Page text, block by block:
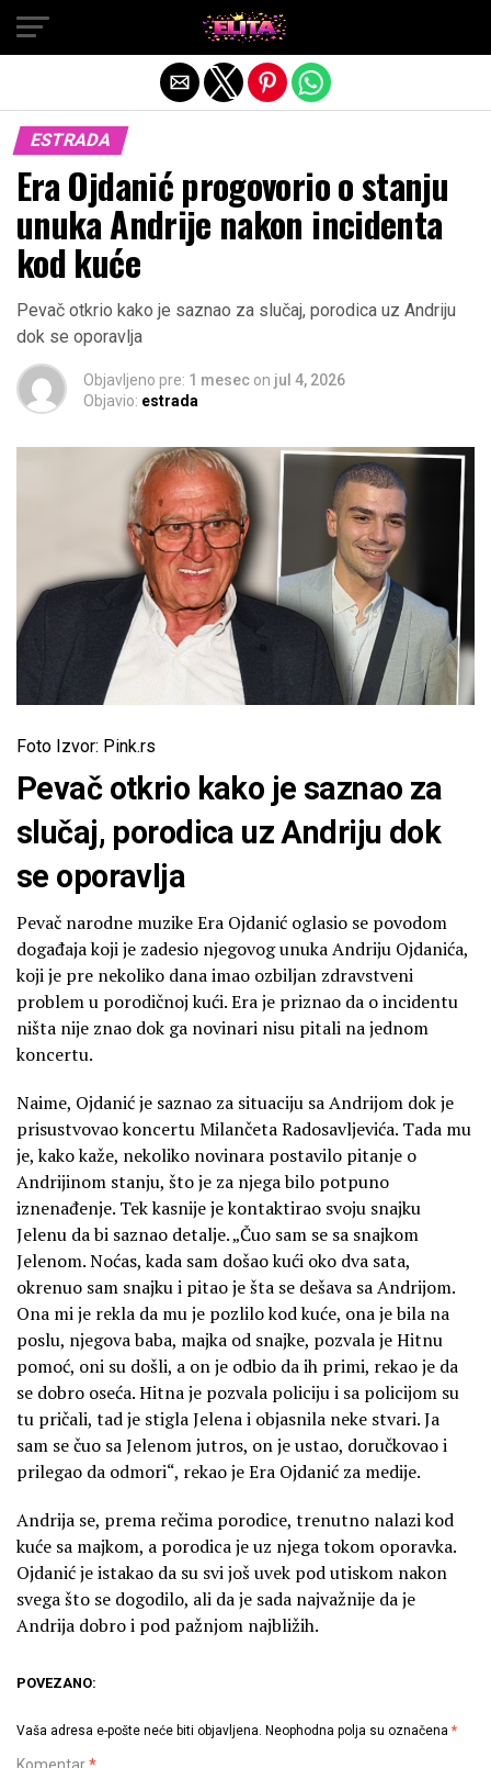
ESTRADA
Era Ojdanić progovorio o stanju
unuka Andrije nakon incidenta
kod kuće
Pevač otkrio kako je saznao za slučaj, porodica uz Andriju
dok se oporavlja
Objavljeno pre: 1 mesec on jul 4, 2026
Objavio: estrada
Foto Izvor: Pink.rs
Pevač otkrio kako je saznao za
slučaj, porodica uz Andriju dok
se oporavlja
Pevač narodne muzike Era Ojdanić oglasio se povodom
događaja koji je zadesio njegovog unuka Andriju Ojdanića,
koji je pre nekoliko dana imao ozbiljan zdravstveni
problem u porodičnoj kući. Era je priznao da o incidentu
ništa nije znao dok ga novinari nisu pitali na jednom
koncertu.
Naime, Ojdanić je saznao za situaciju sa Andrijom dok je
prisustvovao koncertu Milančeta Radosavljevića. Tada mu
je, kako kaže, nekoliko novinara postavilo pitanje o
Andrijinom stanju, što je za njega bilo potpuno
iznenađenje. Tek kasnije je kontaktirao svoju snajku
Jelenu da bi saznao detalje. „Čuo sam se sa snajkom
Jelenom. Noćas, kada sam došao kući oko dva sata,
okrenuo sam snajku i pitao je šta se dešava sa Andrijom.
Ona mi je rekla da mu je pozlilo kod kuće, ona je bila na
poslu, njegova baba, majka od snajke, pozvala je Hitnu
pomoć, oni su došli, a on je odbio da ih primi, rekao je da
se dobro oseća. Hitna je pozvala policiju i sa policijom su
tu pričali, tad je stigla Jelena i objasnila neke stvari. Ja
sam se čuo sa Jelenom jutros, on je ustao, doručkovao i
prilegao da odmori“, rekao je Era Ojdanić za medije.
Andrija se, prema rečima porodice, trenutno nalazi kod
kuće sa majkom, a porodica je uz njega tokom oporavka.
Ojdanić je istakao da su svi još uvek pod utiskom nakon
svega što se dogodilo, ali da je sada najvažnije da je
Andrija dobro i pod pažnjom najbližih.
POVEZANO:
Vaša adresa e-pošte neće biti objavljena. Neophodna polja su označena *
Exit mobile version